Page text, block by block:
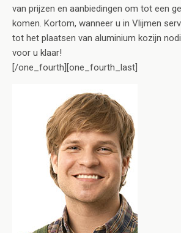
van prijzen en aanbiedingen om tot een
komen. Kortom, wanneer u in Vlijmen
tot het plaatsen van aluminium kozijn
voor u klaar!
[/one_fourth][one_fourth_last]